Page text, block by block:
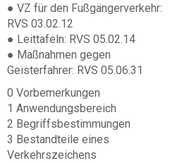
● VZ für den Fußgängerverkehr:
RVS 03.02.12
● Leittafeln: RVS 05.02.14
● Maßnahmen gegen
Geisterfahrer: RVS 05.06.31
0 Vorbemerkungen
1 Anwendungsbereich
2 Begriffsbestimmungen
3 Bestandteile eines
Verkehrszeichens